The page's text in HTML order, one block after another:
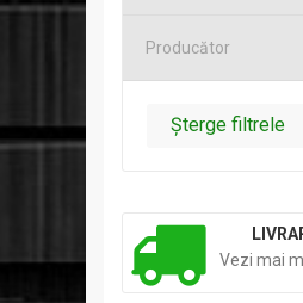
Producător
Șterge filtrele
Vezi mai